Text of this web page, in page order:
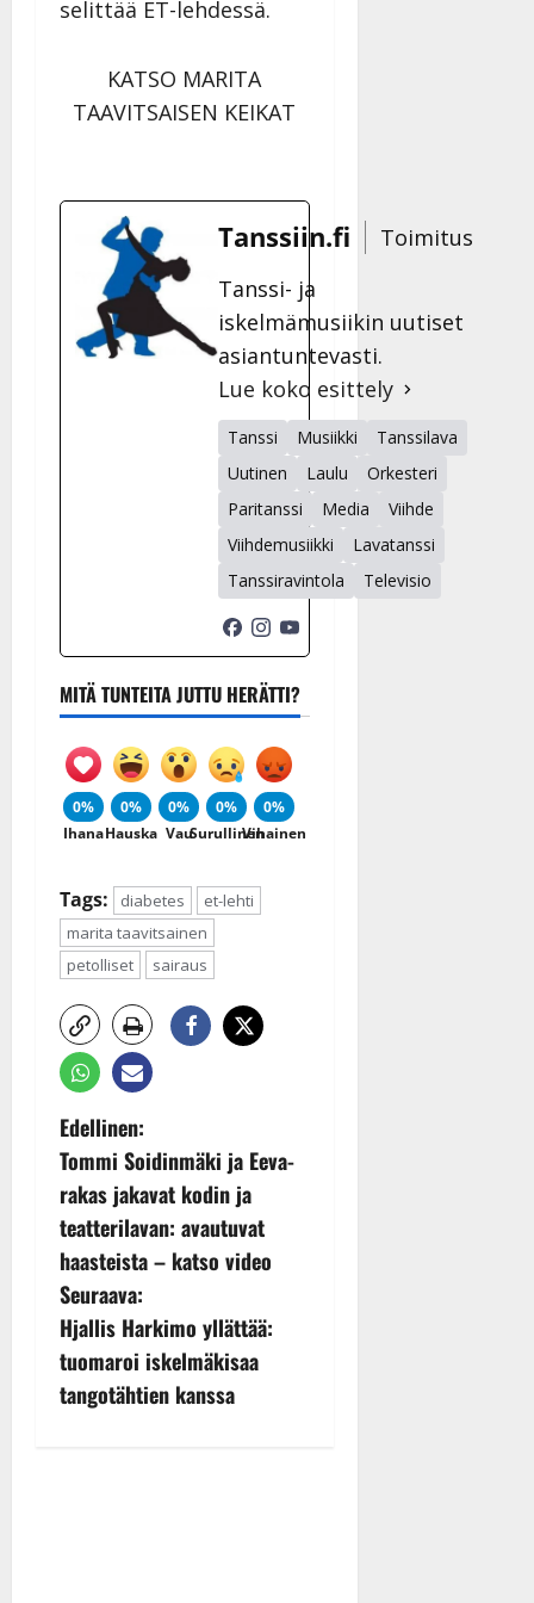
selittää ET-lehdessä.
KATSO MARITA
TAAVITSAISEN KEIKAT
Tanssiin.fi
Toimitus
Tanssi- ja
iskelmämusiikin uutiset
asiantuntevasti.
Lue koko esittely
Tanssi Musiikki
Tanssilava
Uutinen
Laulu
Orkesteri
Paritanssi
Media
Viihde
Viihdemusiikki
Lavatanssi
Tanssiravintola
Televisio
MITÄ TUNTEITA JUTTU HERÄTTI?
0%
Ihana
0%
Hauska
0%
Vau
0%
Surullinen
0%
Vihainen
Tags: diabetes
et-lehti
marita taavitsainen
petolliset
sairaus
P
o
s
t
n
a
Edellinen:
Tommi Soidinmäki ja Eeva-
rakas jakavat kodin ja
teatterilavan: avautuvat
haasteista – katso video
Seuraava:
Hjallis Harkimo yllättää:
tuomaroi iskelmäkisaa
tangotähtien kanssa